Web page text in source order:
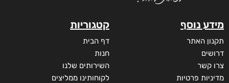
מידע נוסף
תקנון האתר
דרושים
צרו קשר
מדיניות פרטיות
קטגוריות
דף הבית
חנות
השירותים שלנו
לקוחותינו ממליצים